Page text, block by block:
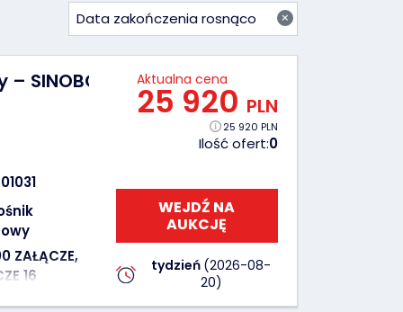
×
Data zakończenia rosnąco
SINOBOOM 4047E GTJZ1212E – 2022 –
ZAŁĄCZE,
16
Aktualna cena
25 920 PLN
25 920 PLN
Ilość ofert:0
WEJDŹ NA
AUKCJĘ
tydzień (2026-08-
20)